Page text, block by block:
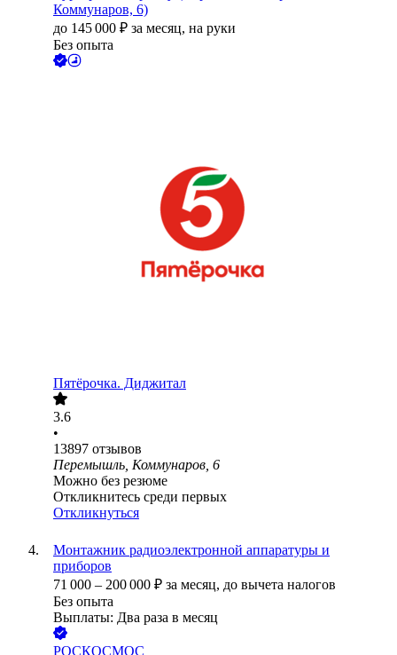
Коммунаров, 6)
до 145 000 ₽ за месяц, на руки
Без опыта
Пятёрочка. Диджитал
3.6
•
13897 отзывов
Перемышль, Коммунаров, 6
Можно без резюме
Откликнитесь среди первых
Откликнуться
Монтажник радиоэлектронной аппаратуры и
приборов
71 000 – 200 000 ₽ за месяц, до вычета налогов
Без опыта
Выплаты: Два раза в месяц
РОСКОСМОС